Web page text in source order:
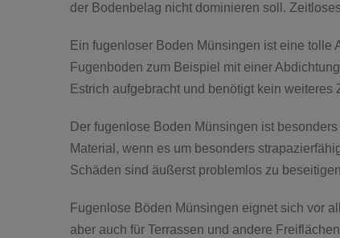
der Bodenbelag nicht dominieren soll.
Ein fugenloser Boden Münsingen ist eine tolle
Fugenboden zum Beispiel mit einer
Estrich aufgebracht und benötigt kein weiteres
Der fugenlose Boden Münsingen ist
Material, wenn es um besonders
Schäden sind äußerst problemlos zu
Fugenlose Böden Münsingen eignet sich vor
aber auch für Terrassen und andere